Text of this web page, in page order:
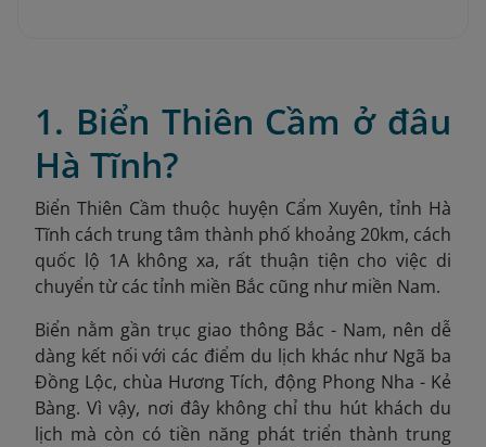
1. Biển Thiên Cầm ở đâu
Hà Tĩnh?
Biển Thiên Cầm thuộc huyện Cẩm Xuyên, tỉnh Hà
Tĩnh cách trung tâm thành phố khoảng 20km, cách
quốc lộ 1A không xa, rất thuận tiện cho việc di
chuyển từ các tỉnh miền Bắc cũng như miền Nam.
Biển nằm gần trục giao thông Bắc - Nam, nên dễ
dàng kết nối với các điểm du lịch khác như Ngã ba
Đồng Lộc, chùa Hương Tích, động Phong Nha - Kẻ
Bàng. Vì vậy, nơi đây không chỉ thu hút khách du
lịch mà còn có tiền năng phát triển thành trung